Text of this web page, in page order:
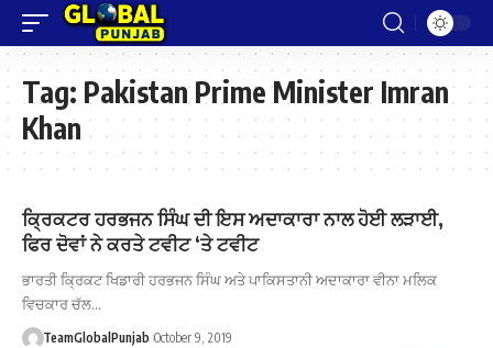
Tag: Pakistan Prime Minister Imran
Khan
ਕ੍ਰਿਕਟਰ ਹਰਭਜਨ ਸਿੰਘ ਦੀ ਇਸ ਅਦਾਕਾਰਾ ਨਾਲ ਹੋਈ ਲੜਾਈ,
ਫਿਰ ਦੋਵਾਂ ਨੇ ਕਰਤੇ ਟਵੀਟ ‘ਤੇ ਟਵੀਟ
ਭਾਰਤੀ ਕ੍ਰਿਕਟ ਖਿਡਾਰੀ ਹਰਭਜਨ ਸਿੰਘ ਅਤੇ ਪਾਕਿਸਤਾਨੀ ਅਦਾਕਾਰਾ ਵੀਨਾ ਮਲਿਕ
ਵਿਚਕਾਰ ਚੱਲ…
TeamGlobalPunjab October 9, 2019